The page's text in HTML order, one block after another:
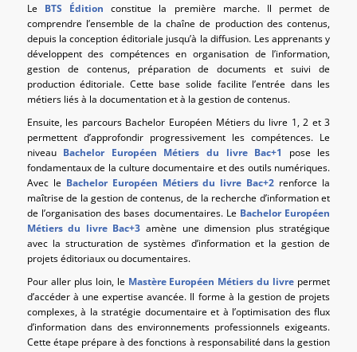
Le BTS Édition constitue la première marche. Il permet de
comprendre l’ensemble de la chaîne de production des contenus,
depuis la conception éditoriale jusqu’à la diffusion. Les apprenants y
développent des compétences en organisation de l’information,
gestion de contenus, préparation de documents et suivi de
production éditoriale. Cette base solide facilite l’entrée dans les
métiers liés à la documentation et à la gestion de contenus.
Ensuite, les parcours Bachelor Européen Métiers du livre 1, 2 et 3
permettent d’approfondir progressivement les compétences. Le
niveau Bachelor Européen Métiers du livre Bac+1
pose les
fondamentaux de la culture documentaire et des outils numériques.
Avec le Bachelor Européen Métiers du livre Bac+2 renforce la
maîtrise de la gestion de contenus, de la recherche d’information et
de l’organisation des bases documentaires. Le Bachelor Européen
Métiers du livre Bac+3 amène une dimension plus stratégique
avec la structuration de systèmes d’information et la gestion de
projets éditoriaux ou documentaires.
Pour aller plus loin, le Mastère Européen Métiers du livre permet
d’accéder à une expertise avancée. Il forme à la gestion de projets
complexes, à la stratégie documentaire et à l’optimisation des flux
d’information dans des environnements professionnels exigeants.
Cette étape prépare à des fonctions à responsabilité dans la gestion